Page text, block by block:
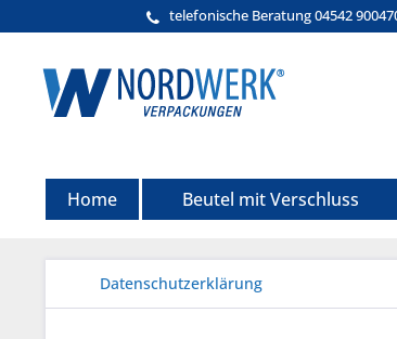
telefonische Beratung 04542
Home Beutel mit Verschluss
Datenschutzerklärung